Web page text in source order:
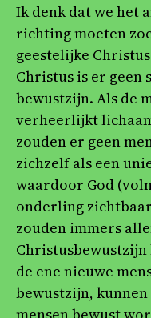
Ik denk dat we het
richting moeten
geestelijke
Christus is er
bewustzijn. Als de
verheerlijkt
zouden er geen
zichzelf als een
waardoor God
onderling
zouden immers
de ene nieuwe
bewustzijn,